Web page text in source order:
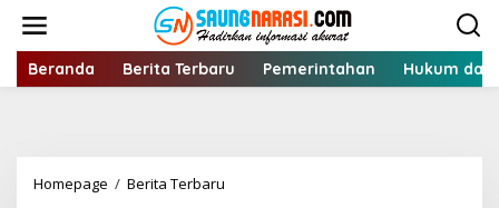
konten
Beranda Berita Terbaru Pemerintahan Hukum
Homepage / Berita Terbaru